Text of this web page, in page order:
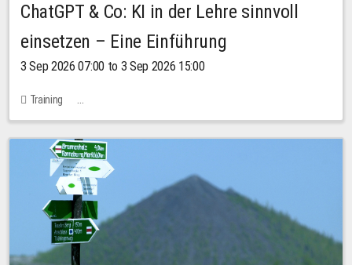
ChatGPT & Co: KI in der Lehre sinnvoll
einsetzen – Eine Einführung
3 Sep 2026 07:00 to 3 Sep 2026 15:00
Training
Bachstraße 18k - SR 102 (Seminarraum Servicestelle LehreLernen)